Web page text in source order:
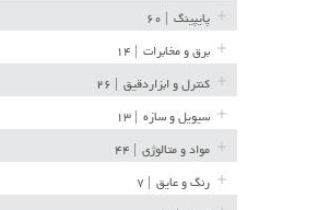
پایپینگ
برق و مخابرات
کنترل و ابزاردقیق
سیویل و سازه
مواد و متالوژی
رنگ و عایق